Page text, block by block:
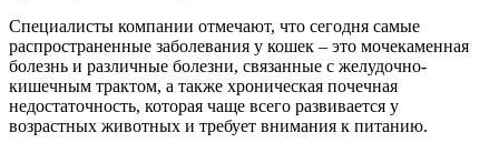
Специалисты компании отмечают, что сегодня самые
распространенные заболевания у кошек – это мочекаменная
болезнь и различные болезни, связанные с желудочно-
кишечным трактом, а также хроническая почечная
недостаточность, которая чаще всего развивается у
возрастных животных и требует внимания к питанию.